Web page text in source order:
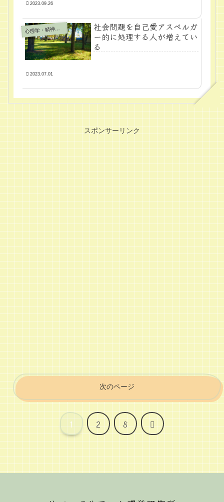
2023.09.26
心
理学・精神医学
社会問題を自己愛アスペルガ
ー的に処理する人が増えてい
る
2023.07.01
スポンサーリンク
次のページ
1 2 8
次
へ